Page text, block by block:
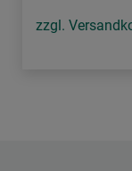
zzgl.